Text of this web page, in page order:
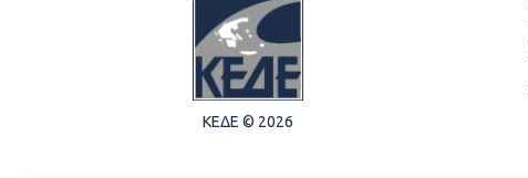
ΚΕΔΕ © 2026